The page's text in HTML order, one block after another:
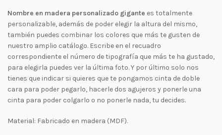
Nombre en madera personalizado gigante es totalmente
personalizable, además de poder elegir la altura del mismo,
también puedes combinar los colores que más te gusten de
nuestro amplio catálogo. Escribe en el recuadro
correspondiente el número de tipografía que más te ha gustado,
para elegirla puedes ver la última foto. Y por último solo nos
tienes que indicar si quieres que te pongamos cinta de doble
cara para poder pegarlo, hacerle dos agujeros y ponerle una
cinta para poder colgarlo o no ponerle nada, tu decides.
Material: Fabricado en madera (MDF).